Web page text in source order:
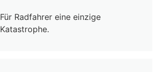
Für Radfahrer eine einzige
Katastrophe.